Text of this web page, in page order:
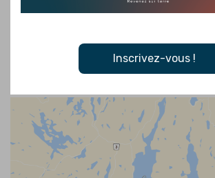
Inscrivez-vous !